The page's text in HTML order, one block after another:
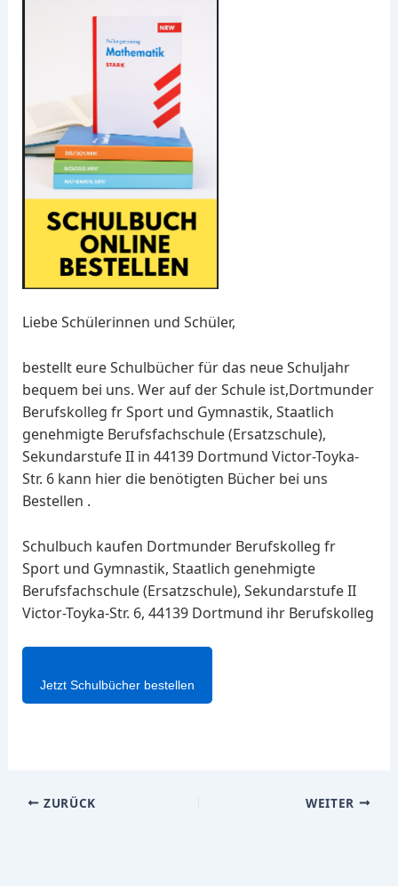
Liebe Schülerinnen und Schüler,
bestellt eure Schulbücher für das neue Schuljahr
bequem bei uns. Wer auf der Schule ist,Dortmunder
Berufskolleg fr Sport und Gymnastik, Staatlich
genehmigte Berufsfachschule (Ersatzschule),
Sekundarstufe II in 44139 Dortmund Victor-Toyka-
Str. 6 kann hier die benötigten Bücher bei uns
Bestellen .
Schulbuch kaufen Dortmunder Berufskolleg fr
Sport und Gymnastik, Staatlich genehmigte
Berufsfachschule (Ersatzschule), Sekundarstufe II
Victor-Toyka-Str. 6, 44139 Dortmund ihr Berufskolleg
Jetzt Schulbücher bestellen
ZURÜCK WEITER